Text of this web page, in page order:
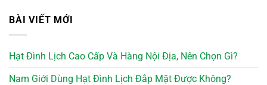
BÀI VIẾT MỚI
Hạt Đình Lịch Cao Cấp Và Hàng Nội Địa, Nên Chọn Gì?
Nam Giới Dùng Hạt Đình Lịch Đắp Mặt Được Không?